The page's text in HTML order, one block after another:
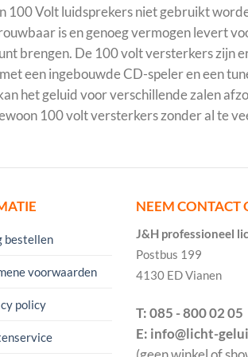
Volt luidsprekers niet gebruikt
is en genoeg vermogen levert
brengen. De 100 volt versterkers zijn
een ingebouwde CD-speler en een
het geluid voor verschillende zalen
100 volt versterkers zonder al te
bestellen
voorwaarden
policy
NEEM CONTACT
J&H professioneel
Postbus 199
4130 ED Vianen
T: 085 - 800 02 05
E: info@licht-